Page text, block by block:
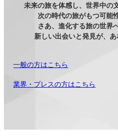
未来の旅を体感し、世界中の
次の時代の旅がもつ可能
さあ、進化する旅の世界
新しい出会いと発見が、あ
一般の方はこちら
業界・プレスの方はこちら